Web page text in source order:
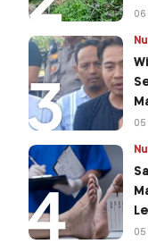
06
05
05